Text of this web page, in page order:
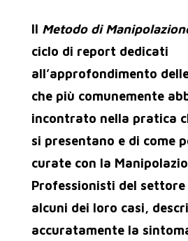
Il Metodo di
ciclo di report dedicati
all’approfondimento
che più comunemente
incontrato nella pratica
si presentano e di come
curate con la
Professionisti del
alcuni dei loro casi,
accuratamente la